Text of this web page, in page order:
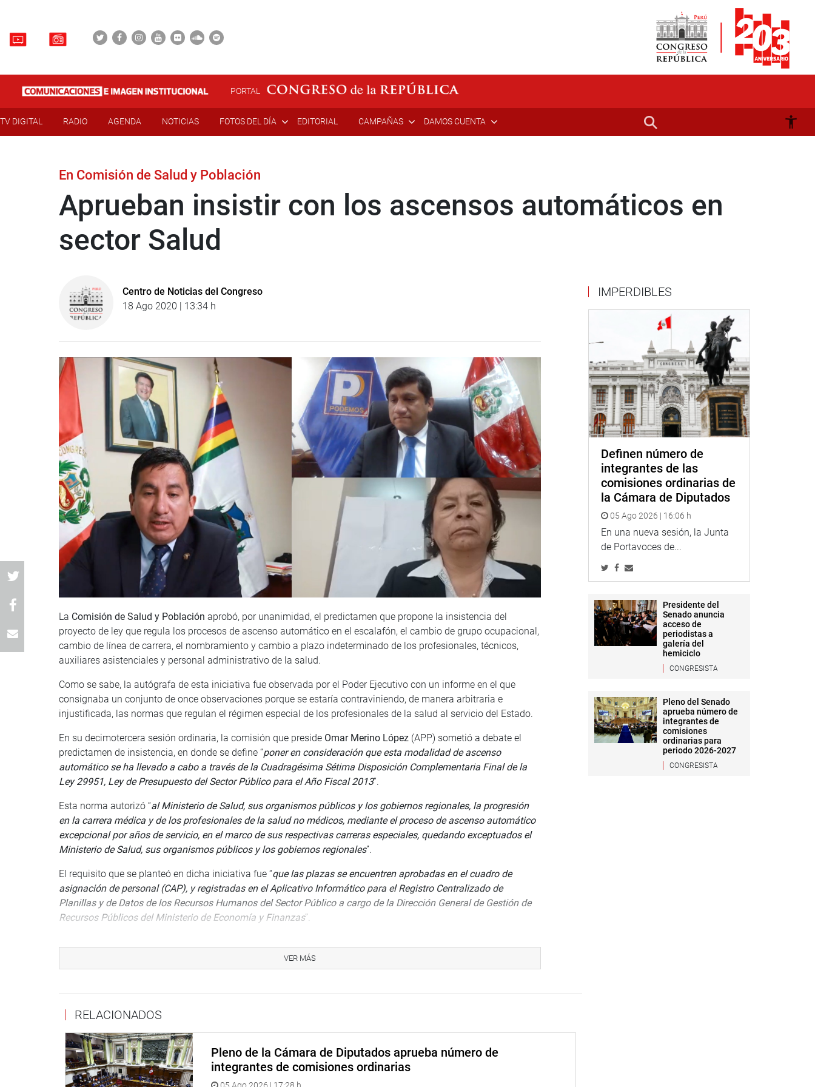
PORTAL
TV DIGITAL RADIO AGENDA NOTICIAS FOTOS DEL DÍA EDITORIAL CAMPAÑAS DAMOS CUENTA
En Comisión de Salud y Población
Aprueban insistir con los ascensos automáticos en
sector Salud
Centro de Noticias del Congreso
18 Ago 2020 | 13:34 h
La Comisión de Salud y Población aprobó, por unanimidad, el predictamen que propone la insistencia del
proyecto de ley que regula los procesos de ascenso automático en el escalafón, el cambio de grupo ocupacional,
cambio de línea de carrera, el nombramiento y cambio a plazo indeterminado de los profesionales, técnicos,
auxiliares asistenciales y personal administrativo de la salud.
Como se sabe, la autógrafa de esta iniciativa fue observada por el Poder Ejecutivo con un informe en el que
consignaba un conjunto de once observaciones porque se estaría contraviniendo, de manera arbitraria e
injustificada, las normas que regulan el régimen especial de los profesionales de la salud al servicio del Estado.
En su decimotercera sesión ordinaria, la comisión que preside Omar Merino López (APP) sometió a debate el
predictamen de insistencia, en donde se define “poner en consideración que esta modalidad de ascenso
automático se ha llevado a cabo a través de la Cuadragésima Sétima Disposición Complementaria Final de la
Ley 29951, Ley de Presupuesto del Sector Público para el Año Fiscal 2013”.
Esta norma autorizó “al Ministerio de Salud, sus organismos públicos y los gobiernos regionales, la progresión
en la carrera médica y de los profesionales de la salud no médicos, mediante el proceso de ascenso automático
excepcional por años de servicio, en el marco de sus respectivas carreras especiales, quedando exceptuados el
Ministerio de Salud, sus organismos públicos y los gobiernos regionales”.
El requisito que se planteó en dicha iniciativa fue “que las plazas se encuentren aprobadas en el cuadro de
asignación de personal (CAP), y registradas en el Aplicativo Informático para el Registro Centralizado de
Planillas y de Datos de los Recursos Humanos del Sector Público a cargo de la Dirección General de Gestión de
Recursos Públicos del Ministerio de Economía y Finanzas”.
gracias a ellos muchos hermanos se han curado y muchas familias han dejado de llorar a sus familiares.
Necesitamos que reflexionen que esta norma no es un capricho, sino una decisión reflexiva de justicia porque
llegó el momento que esta comisión y el Congreso de la República hagan fuerza común para que se apruebe por
insistencia en el Pleno”; y Lenin Checco Chauca (FA) expuso que el más claro antecedente fue la ley retiro de
aportes de las AFP:“Dijeron que era imposible, que entraba en colapso el país. Y no pasó nada”.
VER MÁS
RELACIONADOS
Pleno de la Cámara de Diputados aprueba número de
integrantes de comisiones ordinarias
IMPERDIBLES
Definen número de
integrantes de las
comisiones ordinarias de
la Cámara de Diputados
05 Ago 2026 | 16:06 h
En una nueva sesión, la Junta
de Portavoces de...
Presidente del
Senado anuncia
acceso de
periodistas a
galería del
hemiciclo
CONGRESISTA
Pleno del Senado
aprueba número de
integrantes de
comisiones
ordinarias para
periodo 2026-2027
CONGRESISTA